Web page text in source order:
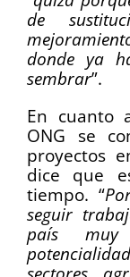
de
donde ya
sembrar”.
En cuanto
ONG se
proyectos
dice que
tiempo. “
seguir
país muy